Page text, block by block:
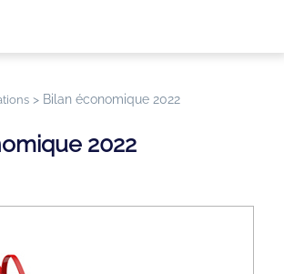
> Bilan économique 2022
2022